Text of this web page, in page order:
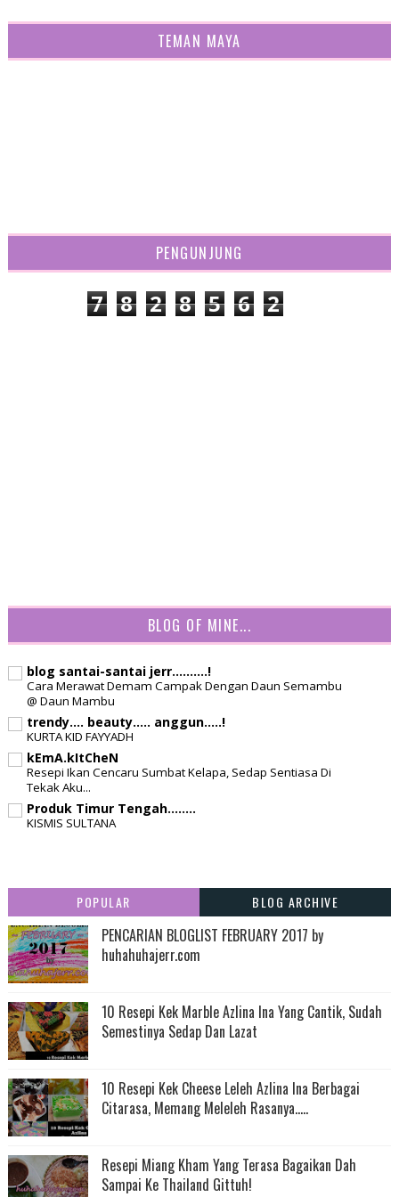
TEMAN MAYA
PENGUNJUNG
7 8 2 8 5 6 2
BLOG OF MINE...
blog santai-santai jerr..........!
Cara Merawat Demam Campak Dengan Daun Semambu
@ Daun Mambu
trendy.... beauty..... anggun.....!
KURTA KID FAYYADH
kEmA.kItCheN
Resepi Ikan Cencaru Sumbat Kelapa, Sedap Sentiasa Di
Tekak Aku...
Produk Timur Tengah........
KISMIS SULTANA
POPULAR BLOG ARCHIVE
PENCARIAN BLOGLIST FEBRUARY 2017 by
huhahuhajerr.com
10 Resepi Kek Marble Azlina Ina Yang Cantik, Sudah
Semestinya Sedap Dan Lazat
10 Resepi Kek Cheese Leleh Azlina Ina Berbagai
Citarasa, Memang Meleleh Rasanya.....
Resepi Miang Kham Yang Terasa Bagaikan Dah
Sampai Ke Thailand Gittuh!